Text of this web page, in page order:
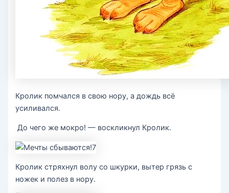
Кролик помчался в свою нору, а дождь всё
усиливался.
До чего же мокро! — воскликнул Кролик.
Кролик стряхнул волу со шкурки, вытер грязь с
ножек и полез в нору.